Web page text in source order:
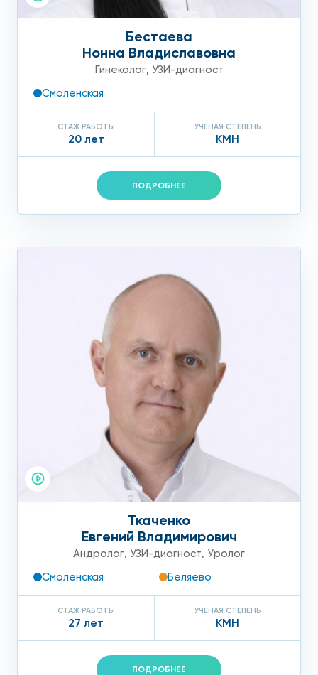
Бестаева
Нонна Владиславовна
Гинеколог, УЗИ-диагност
Смоленская
СТАЖ РАБОТЫ
20 лет
УЧЕНАЯ СТЕПЕНЬ
КМН
ПОДРОБНЕЕ
Ткаченко
Евгений Владимирович
Андролог, УЗИ-диагност, Уролог
Смоленская
Беляево
СТАЖ РАБОТЫ
27 лет
УЧЕНАЯ СТЕПЕНЬ
КМН
ПОДРОБНЕЕ